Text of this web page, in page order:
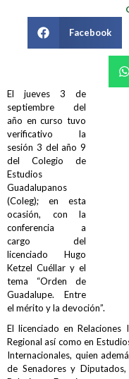
Facebook
El jueves 3 de
septiembre del
año en curso tuvo
verificativo la
sesión 3 del año 9
del Colegio de
Estudios
Guadalupanos
(Coleg); en esta
ocasión, con la
conferencia a
cargo del
licenciado Hugo
Ketzel Cuéllar y el
tema “Orden de
Guadalupe. Entre
el mérito y la devoción”.
El licenciado en Relaciones
Regional así como en
Internacionales, quien
de Senadores y